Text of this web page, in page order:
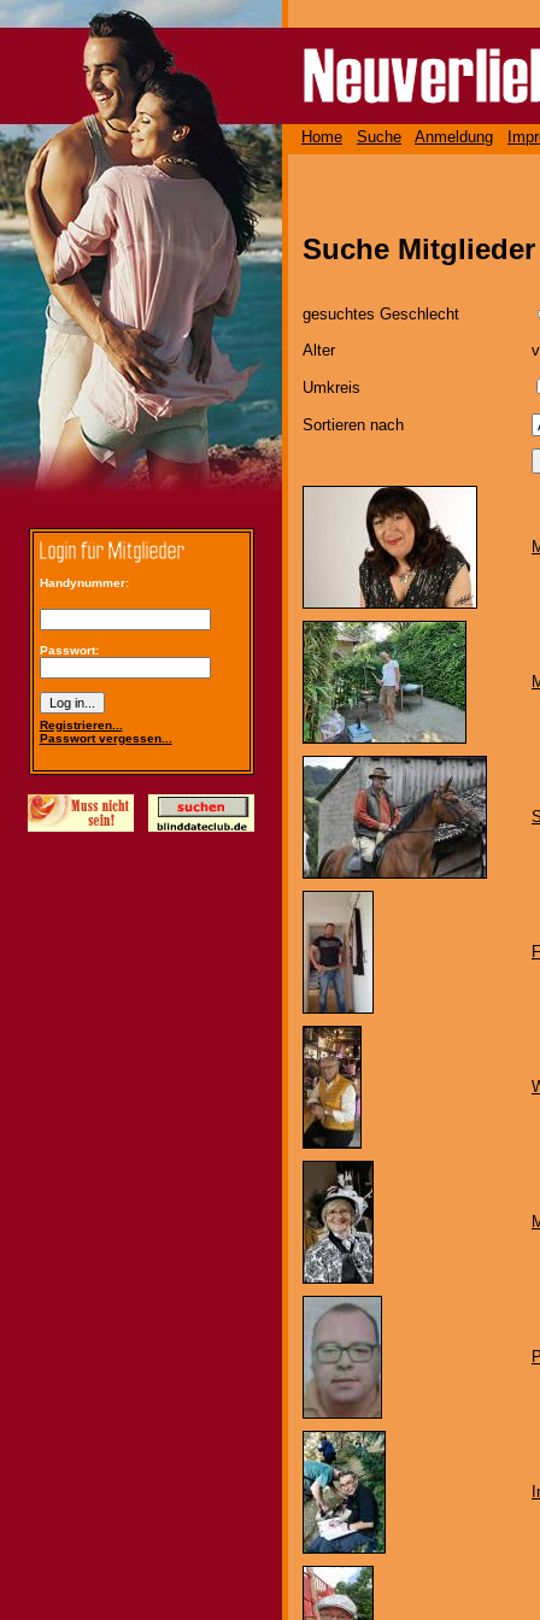
Handynummer:
Passwort:
Registrieren...
Passwort vergessen...
Home Suche Anmeldung
Suche
gesuchtes Geschlecht
Alter
Umkreis
Sortieren nach